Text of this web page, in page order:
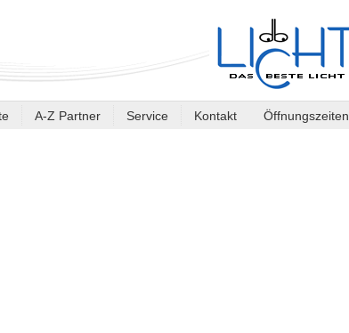
A-Z Partner Service Kontakt Öffnungszeiten